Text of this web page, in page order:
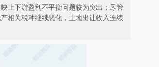
上下游盈利不平衡问题较为突出；尽管
相关税种继续恶化，土地出让收入连续